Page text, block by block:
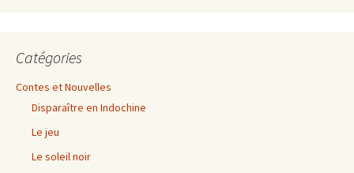
Catégories
Contes et Nouvelles
Disparaître en Indochine
Le jeu
Le soleil noir